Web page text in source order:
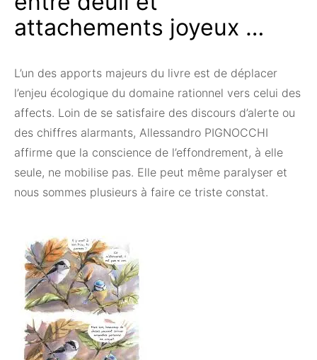
attachements joyeux …
L’un des apports majeurs du livre est de déplacer
l’enjeu écologique du domaine rationnel vers celui des
affects. Loin de se satisfaire des discours d’alerte ou
des chiffres alarmants, Allessandro PIGNOCCHI
affirme que la conscience de l’effondrement, à elle
seule, ne mobilise pas. Elle peut même paralyser et
nous sommes plusieurs à faire ce triste constat.